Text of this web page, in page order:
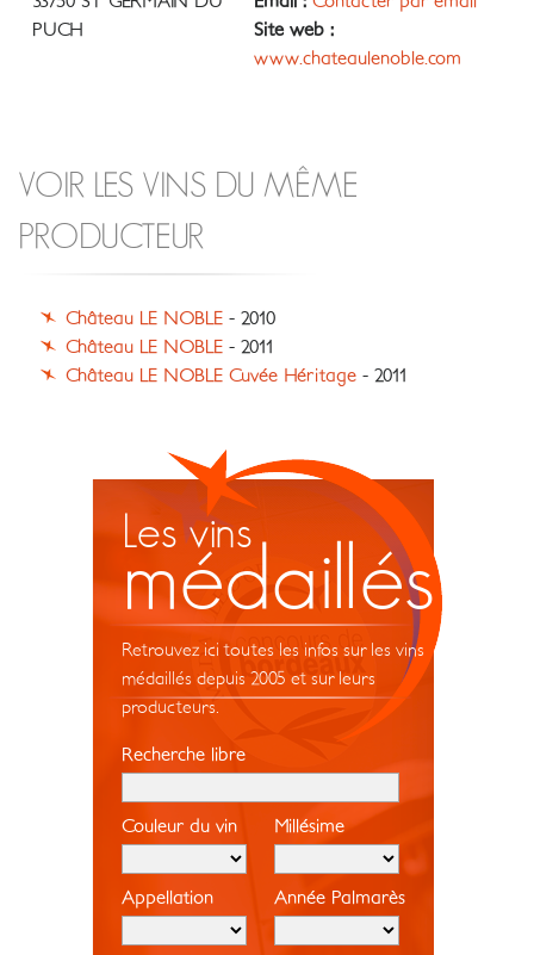
PUCH
Site web :
www.chateaulenoble.com
VOIR LES VINS DU MÊME
PRODUCTEUR
Château LE NOBLE - 2010
Château LE NOBLE - 2011
Château LE NOBLE Cuvée Héritage - 2011
Les vins
médaillés
Retrouvez ici toutes les infos sur les vins
médaillés depuis 2005 et sur leurs
producteurs.
Recherche libre
Couleur du vin Millésime
Appellation Année Palmarès